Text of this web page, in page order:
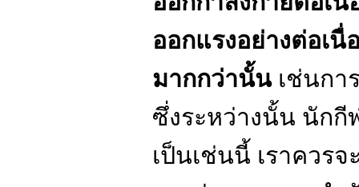
ออกแรงอย่างต่อเนื่
มากกว่านั้นเช่นกา
ซึ่งระหว่างนั้น นักกี
เป็นเช่นนี้ เราควร